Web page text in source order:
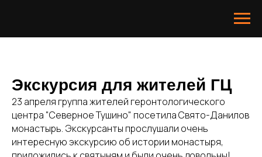
Экскурсия для жителей ГЦ
23 апреля группа жителей геронтологического
центра "Северное Тушино" посетила Свято-Данилов
монастырь. Экскурсанты прослушали очень
интересную экскурсию об истории монастыря,